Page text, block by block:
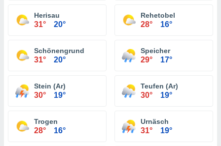
Herisau
31° 20°
Rehetobel
28° 16°
Schönengrund
31° 20°
Speicher
29° 17°
Stein (Ar)
30° 19°
Teufen (Ar)
30° 19°
Trogen
28° 16°
Urnäsch
31° 19°